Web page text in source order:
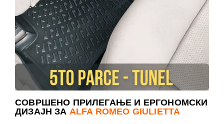
СОВРШЕНО ПРИЛЕГАЊЕ И ЕРГОНОМСКИ
ДИЗАЈН ЗА ALFA ROMEO GIULIETTA